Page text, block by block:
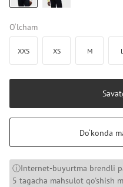
O‘lcham
XXS XS M L
Do‘konda
ⓘInternet-buyurtma brendli
5 tagacha mahsulot qo'shish